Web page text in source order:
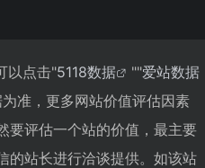
以点击"5118数据 ""爱站数据
准，更多网站价值评估因素
要评估一个站的价值，最主要
的站长进行洽谈提供。如该站